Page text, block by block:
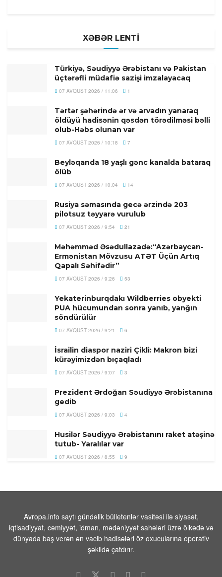
XƏBƏR LENTİ
Türkiyə, Səudiyyə Ərəbistanı və Pakistan
üçtərəfli müdafiə sazişi imzalayacaq
07 AVQUST 2026 / 11:06 1
Tərtər şəhərində ər və arvadın yanaraq
öldüyü hadisənin qəsdən törədilməsi bəlli
olub-Həbs olunan var
07 AVQUST 2026 / 10:18 7
Beyləqanda 18 yaşlı gənc kanalda bataraq
ölüb
07 AVQUST 2026 / 10:04 14
Rusiya səmasında gecə ərzində 203
pilotsuz təyyarə vurulub
07 AVQUST 2026 / 9:54 21
Məhəmməd Əsədullazadə:“Azərbaycan-
Ermənistan Mövzusu ATƏT Üçün Artıq
Qapalı Səhifədir”
07 AVQUST 2026 / 9:26 53
Yekaterinburqdakı Wildberries obyekti
PUA hücumundan sonra yanıb, yanğın
söndürülür
07 AVQUST 2026 / 9:21 6
İsrailin diaspor naziri Çikli: Makron bizi
kürəyimizdən bıçaqladı
07 AVQUST 2026 / 9:07 3
Prezident Ərdoğan Səudiyyə Ərəbistanına
gedib
07 AVQUST 2026 / 9:03 4
Husilər Səudiyyə Ərəbistanını raket atəşinə
tutub- Yaralılar var
07 AVQUST 2026 / 8:55 9
FAA yüzlərlə Boeing 737 Max təyyarəsində
çatların yoxlanılmasını əmr edir
07 AVQUST 2026 / 8:07 12
Hindistanda ildırım vurması nəticəsində
Avropa.info saytı gündəlik bülletenlər vasitəsi ilə siyasət,
iqtisadiyyat, cəmiyyət, idman, mədəniyyət sahələri üzrə ölkədə və
dünyada baş verən ən vacib hadisələri öz oxucularına operativ
şəkildə çatdırır.